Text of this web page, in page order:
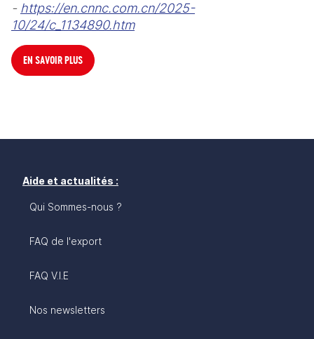
- https://en.cnnc.com.cn/2025-
10/24/c_1134890.htm
EN SAVOIR PLUS
Aide et actualités :
Qui Sommes-nous ?
FAQ de l'export
FAQ V.I.E
Nos newsletters